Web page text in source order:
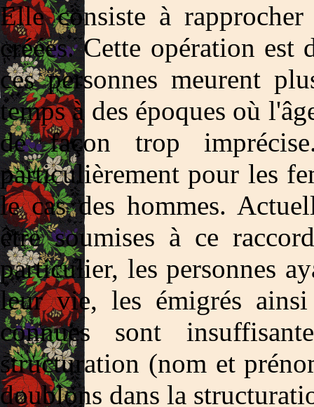
Elle consiste à rapprocher
créées. Cette opération
ces personnes meurent
temps à des époques où
de façon trop
particulièrement pour les
le cas des hommes.
être soumises à ce
particulier, les personnes
leur vie, les émigrés
connues sont
structuration (nom et
doublons dans la